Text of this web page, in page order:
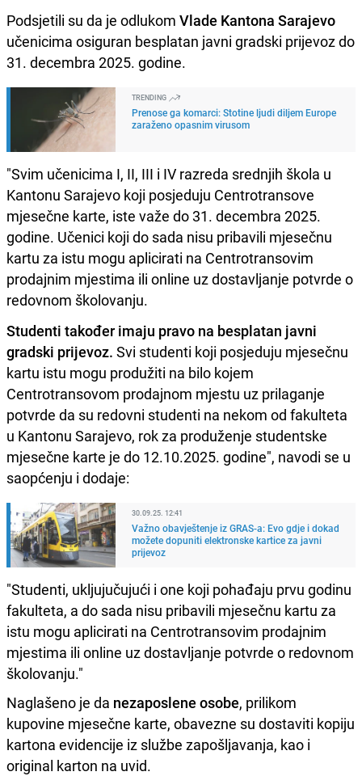
Podsjetili su da je odlukom Vlade Kantona Sarajevo
učenicima osiguran besplatan javni gradski prijevoz do
31. decembra 2025. godine.
TRENDING
Prenose ga komarci: Stotine ljudi diljem Europe
zaraženo opasnim virusom
"Svim učenicima I, II, III i IV razreda srednjih škola u
Kantonu Sarajevo koji posjeduju Centrotransove
mjesečne karte, iste važe do 31. decembra 2025.
godine. Učenici koji do sada nisu pribavili mjesečnu
kartu za istu mogu aplicirati na Centrotransovim
prodajnim mjestima ili online uz dostavljanje potvrde o
redovnom školovanju.
Studenti također imaju pravo na besplatan javni
gradski prijevoz. Svi studenti koji posjeduju mjesečnu
kartu istu mogu produžiti na bilo kojem
Centrotransovom prodajnom mjestu uz prilaganje
potvrde da su redovni studenti na nekom od fakulteta
u Kantonu Sarajevo, rok za produženje studentske
mjesečne karte je do 12.10.2025. godine", navodi se u
saopćenju i dodaje:
30.09.25. 12:41
Važno obavještenje iz GRAS-a: Evo gdje i dokad
možete dopuniti elektronske kartice za javni
prijevoz
"Studenti, ukljujučujući i one koji pohađaju prvu godinu
fakulteta, a do sada nisu pribavili mjesečnu kartu za
istu mogu aplicirati na Centrotransovim prodajnim
mjestima ili online uz dostavljanje potvrde o redovnom
školovanju."
Naglašeno je da nezaposlene osobe, prilikom
kupovine mjesečne karte, obavezne su dostaviti kopiju
kartona evidencije iz službe zapošljavanja, kao i
original karton na uvid.